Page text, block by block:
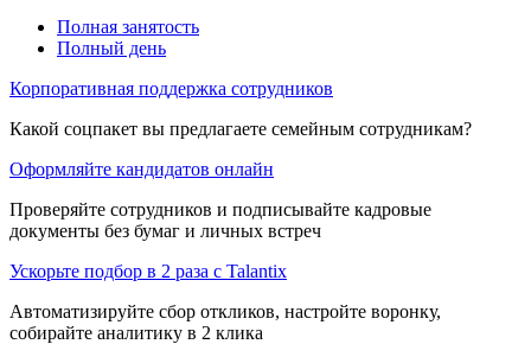
Полная занятость
Полный день
Корпоративная поддержка сотрудников
Какой соцпакет вы предлагаете семейным сотрудникам?
Оформляйте кандидатов онлайн
Проверяйте сотрудников и подписывайте кадровые
документы без бумаг и личных встреч
Ускорьте подбор в 2 раза с Talantix
Автоматизируйте сбор откликов, настройте воронку,
собирайте аналитику в 2 клика